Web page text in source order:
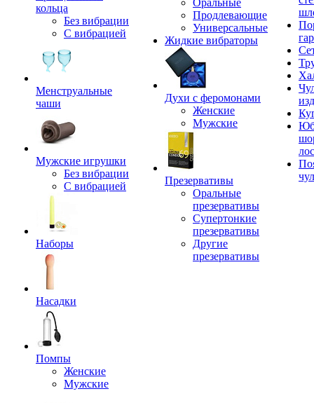
кольца
Без вибрации
С вибрацией
Менструальные
чаши
Мужские игрушки
Без вибрации
С вибрацией
Наборы
Насадки
Помпы
Женские
Мужские
Оральные
Продлевающие
Универсальные
Жидкие вибраторы
Духи с феромонами
Женские
Мужские
Презервативы
Оральные
презервативы
Супертонкие
презервативы
Другие
презервативы